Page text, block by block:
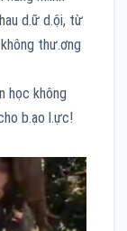
d.ữ d.ội, từ
thư.ơng
học không
b.ạo l.ực!